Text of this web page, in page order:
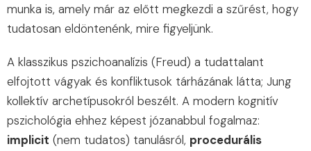
munka is, amely már az előtt megkezdi a szűrést, hogy
tudatosan eldöntenénk, mire figyeljünk.
A klasszikus pszichoanalízis (Freud) a tudattalant
elfojtott vágyak és konfliktusok tárházának látta; Jung
kollektív archetípusokról beszélt. A modern kognitív
pszichológia ehhez képest józanabbul fogalmaz:
implicit (nem tudatos) tanulásról, procedurális